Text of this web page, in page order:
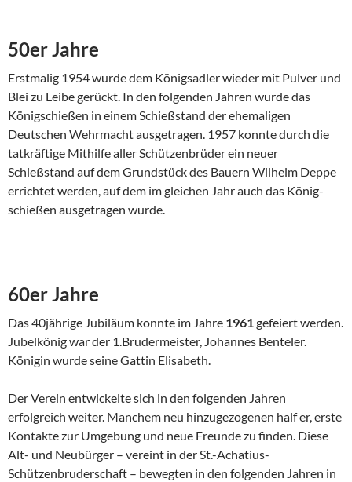
50er Jahre
Erstmalig 1954 wurde dem Königsadler wieder mit Pulver und
Blei zu Leibe gerückt. In den folgenden Jahren wurde das
König­schießen in einem Schießstand der ehemaligen
Deutschen Wehrmacht ausgetragen. 1957 konnte durch die
tatkräftige Mithilfe aller Schützen­brüder ein neuer
Schießstand auf dem Grundstück des Bauern Wilhelm Deppe
errichtet werden, auf dem im gleichen Jahr auch das König­
schießen ausgetragen wurde.
60er Jahre
Das 40jährige Jubiläum konnte im Jahre 1961gefeiert werden.
Jubel­könig war der 1.Brudermeister, Johannes Benteler.
Königin wurde seine Gattin Elisabeth.
Der Verein entwickelte sich in den folgenden Jahren
erfolgreich weiter. Manchem neu hinzugezogenen half er, erste
Kontakte zur Umgebung und neue Freunde zu finden. Diese
Alt- und Neubürger – vereint in der St.-Achatius-
Schützenbruderschaft – bewegten in den folgenden Jah­ren in